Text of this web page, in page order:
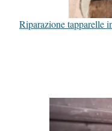
Riparazione tapparelle